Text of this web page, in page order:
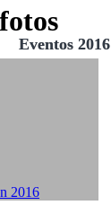
Eventos 2016